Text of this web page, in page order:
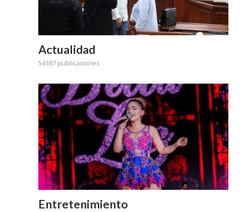
Actualidad
54387 publicaciones
Entretenimiento